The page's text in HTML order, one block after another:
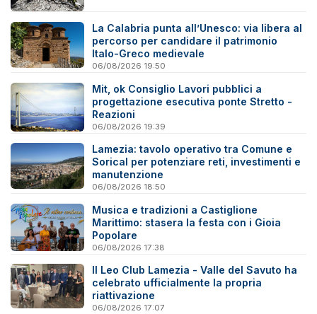
La Calabria punta all’Unesco: via libera al
percorso per candidare il patrimonio
Italo-Greco medievale
06/08/2026 19:50
Mit, ok Consiglio Lavori pubblici a
progettazione esecutiva ponte Stretto -
Reazioni
06/08/2026 19:39
Lamezia: tavolo operativo tra Comune e
Sorical per potenziare reti, investimenti e
manutenzione
06/08/2026 18:50
Musica e tradizioni a Castiglione
Marittimo: stasera la festa con i Gioia
Popolare
06/08/2026 17:38
Il Leo Club Lamezia - Valle del Savuto ha
celebrato ufficialmente la propria
riattivazione
06/08/2026 17:07